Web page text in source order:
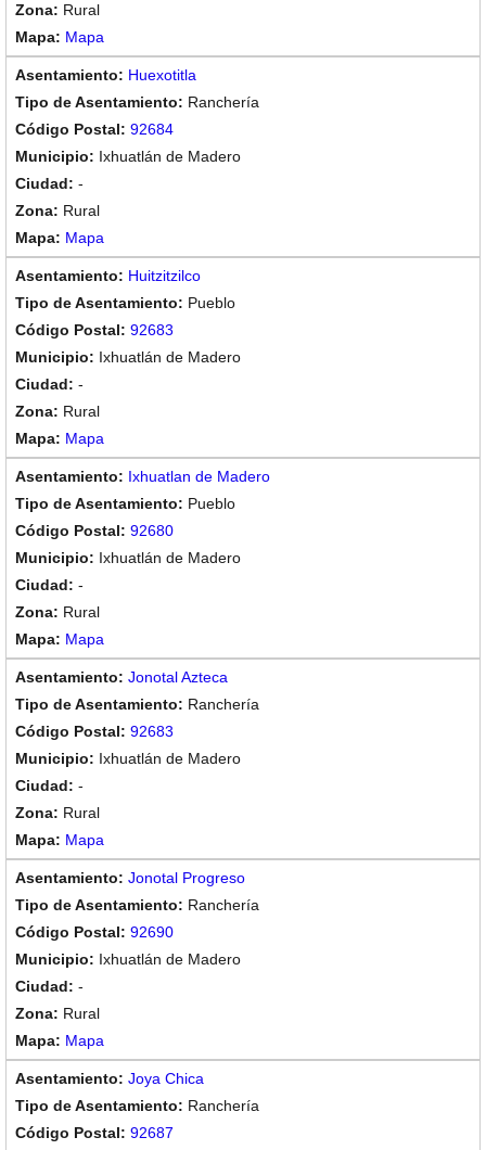
Rural
Mapa
Huexotitla
Ranchería
92684
Ixhuatlán de Madero
-
Rural
Mapa
Huitzitzilco
Pueblo
92683
Ixhuatlán de Madero
-
Rural
Mapa
Ixhuatlan de Madero
Pueblo
92680
Ixhuatlán de Madero
-
Rural
Mapa
Jonotal Azteca
Ranchería
92683
Ixhuatlán de Madero
-
Rural
Mapa
Jonotal Progreso
Ranchería
92690
Ixhuatlán de Madero
-
Rural
Mapa
Joya Chica
Ranchería
92687